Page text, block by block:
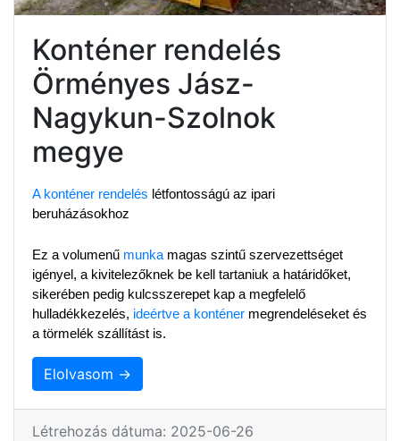
Konténer rendelés
Örményes Jász-
Nagykun-Szolnok
megye
A konténer rendelés létfontosságú az ipari
beruházásokhoz
Ez a volumenű munka magas szintű szervezettséget
igényel, a kivitelezőknek be kell tartaniuk a határidőket,
sikerében pedig kulcsszerepet kap a megfelelő
hulladékkezelés, ideértve a konténer megrendeléseket és
a törmelék szállítást is.
Elolvasom →
Létrehozás dátuma: 2025-06-26